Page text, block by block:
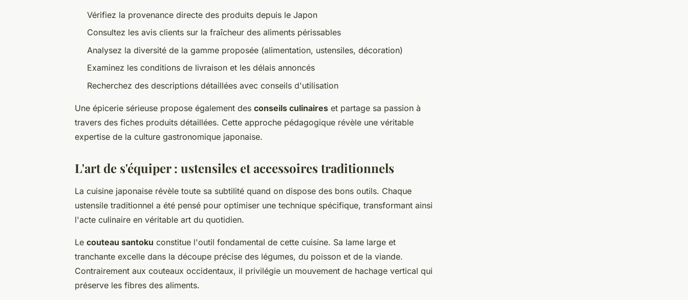
Vérifiez la provenance directe des produits depuis le Japon
Consultez les avis clients sur la fraîcheur des aliments périssables
Analysez la diversité de la gamme proposée (alimentation, ustensiles, décoration)
Examinez les conditions de livraison et les délais annoncés
Recherchez des descriptions détaillées avec conseils d'utilisation
Une épicerie sérieuse propose également des conseils culinaires et partage sa passion à
travers des fiches produits détaillées. Cette approche pédagogique révèle une véritable
expertise de la culture gastronomique japonaise.
L'art de s'équiper : ustensiles et accessoires traditionnels
La cuisine japonaise révèle toute sa subtilité quand on dispose des bons outils. Chaque
ustensile traditionnel a été pensé pour optimiser une technique spécifique, transformant ainsi
l'acte culinaire en véritable art du quotidien.
Le couteau santoku constitue l'outil fondamental de cette cuisine. Sa lame large et
tranchante excelle dans la découpe précise des légumes, du poisson et de la viande.
Contrairement aux couteaux occidentaux, il privilégie un mouvement de hachage vertical qui
préserve les fibres des aliments.